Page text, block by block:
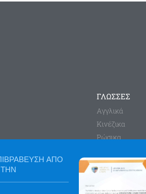
ΓΛΩΣΣΕΣ
Aγγλικά
Κινέζικα
Ρώσικα
Γερμανικά
Ιταλικά
ΑΠΟ
ΤΗΝ